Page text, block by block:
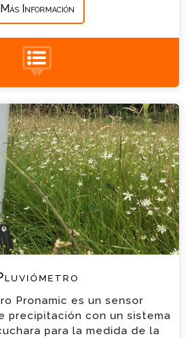
Más Información
935 900 007
Pronamic es un sensor
precipitación con un sistema
para la medida de la
Consulta
el formulario, un miembro
contactara contigo en
breve
Nombre
*
Email
*
Empresa
*